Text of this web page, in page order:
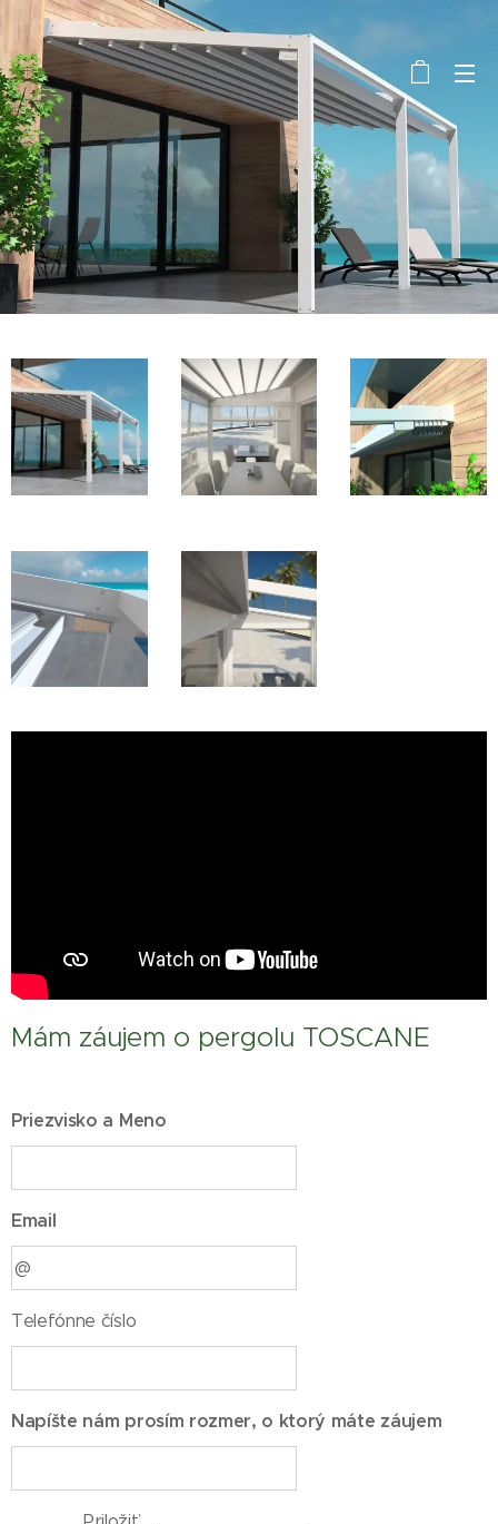
Mám záujem o pergolu TOSCANE
Priezvisko a Meno
Email
Telefónne číslo
Napíšte nám prosím rozmer, o ktorý máte záujem